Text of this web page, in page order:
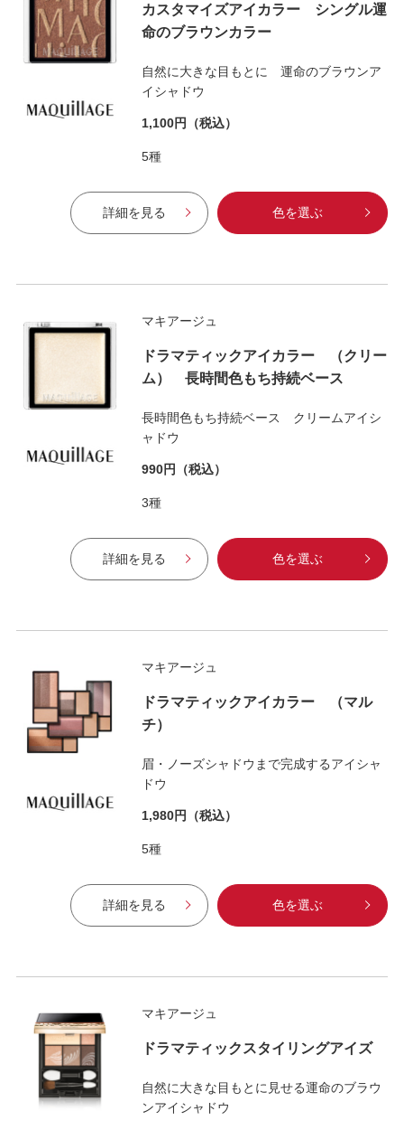
カスタマイズアイカラー シングル運
命のブラウンカラー
自然に大きな目もとに 運命のブラウンア
イシャドウ
1,100円 （税込）
5種
詳細を見る 色を選ぶ
マキアージュ
ドラマティックアイカラー （クリー
ム） 長時間色もち持続ベース
長時間色もち持続ベース クリームアイシ
ャドウ
990円 （税込）
3種
詳細を見る 色を選ぶ
マキアージュ
ドラマティックアイカラー （マル
チ）
眉・ノーズシャドウまで完成するアイシャ
ドウ
1,980円 （税込）
5種
詳細を見る 色を選ぶ
マキアージュ
ドラマティックスタイリングアイズ
自然に大きな目もとに見せる運命のブラウ
ンアイシャドウ